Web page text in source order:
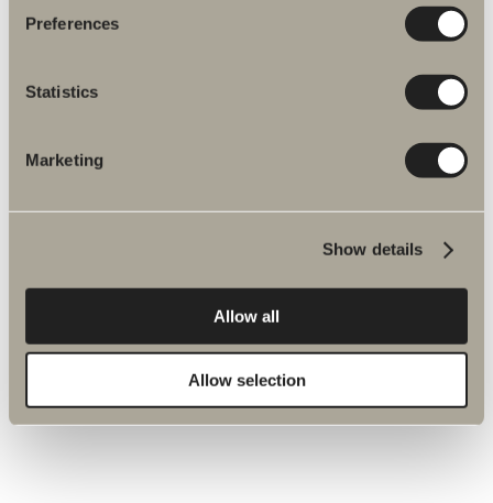
Preferences
Statistics
Marketing
Show details
Allow all
Allow selection
Limkit till Front vägg- och duschylla. Inkl. beslag.